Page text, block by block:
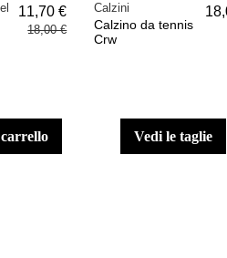
11,70 €
18,00 €
carrello
Calzini
Calzino da tennis
Crw
vedi le taglie